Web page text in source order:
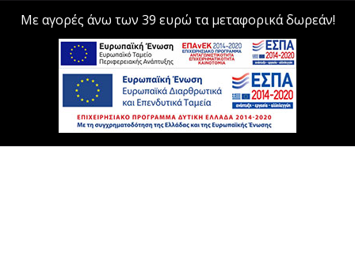
Με αγορές άνω των 39 ευρώ τα μεταφορικά δωρεάν!